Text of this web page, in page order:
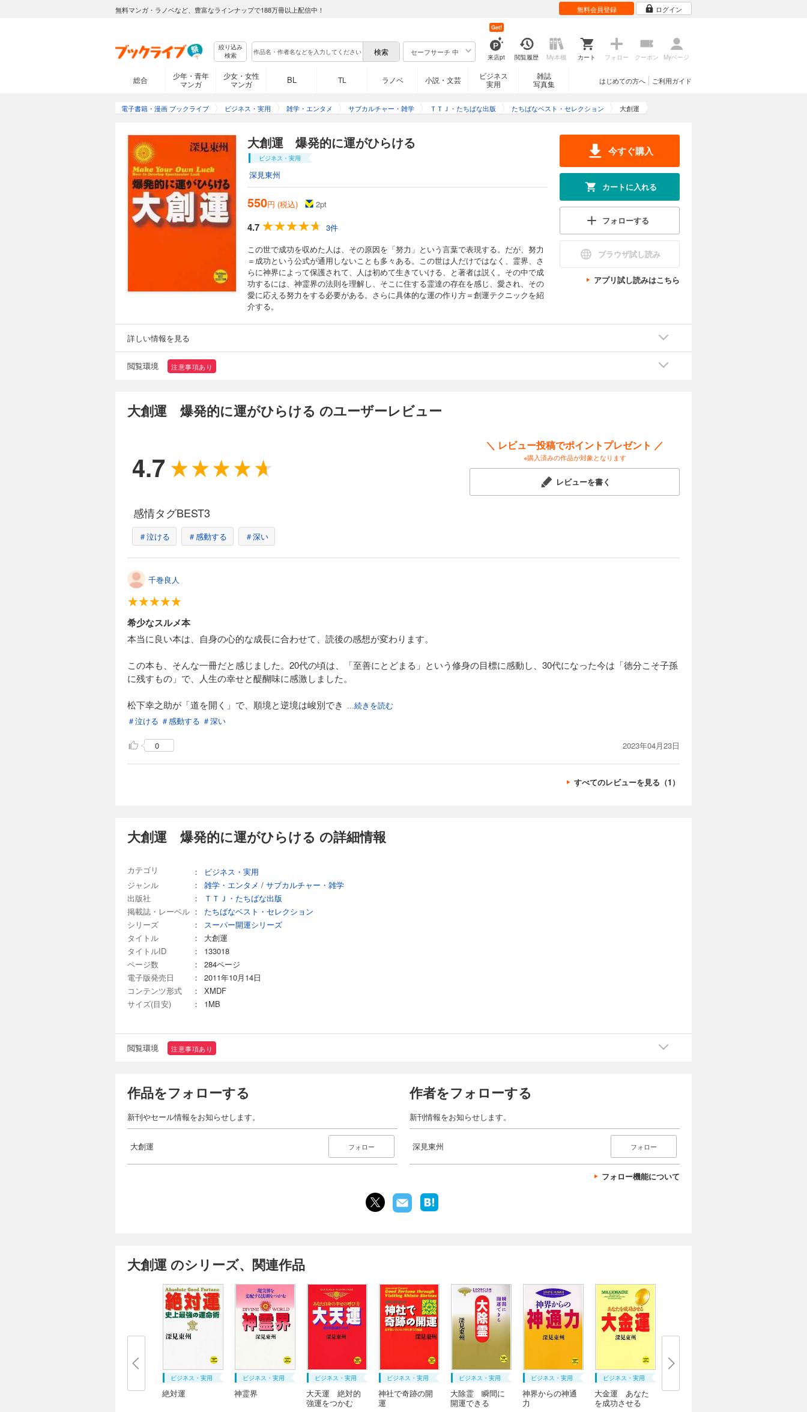
無料マンガ・ラノベなど、豊富なラインナップで188万冊以上配信中！ 無料会員登録 ログイン
絞り込み
検索
セーフサーチ 中
来店pt
Get!
閲覧履歴 My本棚 カート フォロー クーポン Myページ
総合
少年・青年
マンガ
少女・女性
マンガ
BL TL ラノベ 小説・文芸
ビジネス
実用
雑誌
写真集
ご利用ガイド
はじめての方へ
電子書籍・漫画 ブックライブ ビジネス・実用 雑学・エンタメ サブカルチャー・雑学 ＴＴＪ・たちばな出版 たちばなベスト・セレクション 大創運
大創運 爆発的に運がひらける
ビジネス・実用
深見東州
550円 (税込) 2pt
4.7
3件
この世で成功を収めた人は、その原因を「努力」という言葉で表現する。だが、努力
＝成功という公式が通用しないことも多々ある。この世は人だけではなく、霊界、さ
らに神界によって保護されて、人は初めて生きていける、と著者は説く。その中で成
功するには、神霊界の法則を理解し、そこに住する霊達の存在を感じ、愛され、その
愛に応える努力をする必要がある。さらに具体的な運の作り方＝創運テクニックを紹
介する。
今すぐ購入
カートに入れる
フォローする
ブラウザ試し読み
アプリ試し読みはこちら
詳しい情報を見る
閲覧環境 注意事項あり
大創運 爆発的に運がひらける のユーザーレビュー
4.7
＼ レビュー投稿でポイントプレゼント ／
※購入済みの作品が対象となります
レビューを書く
感情タグBEST3
＃泣ける ＃感動する ＃深い
千巻良人
希少なスルメ本
本当に良い本は、自身の心的な成長に合わせて、読後の感想が変わります。
この本も、そんな一冊だと感じました。20代の頃は、「至善にとどまる」という修身の目標に感動し、30代になった今は「徳分こそ子孫
に残すもの」で、人生の幸せと醍醐味に感激しました。
松下幸之助が「道を開く」で、順境と逆境は峻別でき ...続きを読む
＃泣ける ＃感動する ＃深い
0 2023年04月23日
すべてのレビューを見る（1）
大創運 爆発的に運がひらける の詳細情報
カテゴリ ：
ビジネス・実用
ジャンル
： 雑学・エンタメ / サブカルチャー・雑学
出版社
：
ＴＴＪ・たちばな出版
掲載誌・レーベル ：
たちばなベスト・セレクション
シリーズ
：
スーパー開運シリーズ
タイトル
：
大創運
タイトルID
：
133018
ページ数
：
284ページ
電子版発売日
：
2011年10月14日
コンテンツ形式
：
XMDF
サイズ(目安)
： 1MB
閲覧環境 注意事項あり
作品をフォローする
新刊やセール情報をお知らせします。
大創運 フォロー
作者をフォローする
新刊情報をお知らせします。
深見東州 フォロー
フォロー機能について
大創運 のシリーズ、関連作品
ビジネス・実用
絶対運
ビジネス・実用
神霊界
ビジネス・実用
大天運 絶対的
強運をつかむ
ビジネス・実用
神社で奇跡の開
運
ビジネス・実用
大除霊 瞬間に
開運できる
ビジネス・実用
神界からの神通
力
ビジネス・実用
大金運 あなた
を成功させる